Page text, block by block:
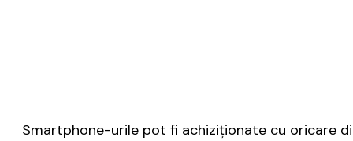
Smartphone-urile pot fi achiziţionate cu oricare